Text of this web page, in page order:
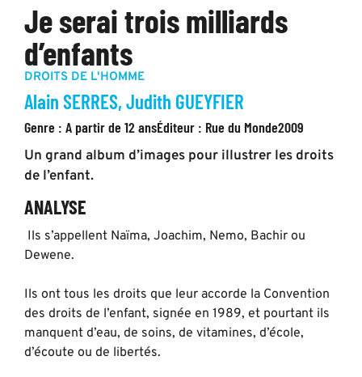
Je serai trois milliards
d’enfants
DROITS DE L'HOMME
Alain SERRES, Judith GUEYFIER
Genre : A partir de 12 ansÉditeur : Rue du Monde2009
Un grand album d’images pour illustrer les droits
de l’enfant.
ANALYSE
Ils s’appellent Naïma, Joachim, Nemo, Bachir ou
Dewene.
Ils ont tous les droits que leur accorde la Convention
des droits de l’enfant, signée en 1989, et pourtant ils
manquent d’eau, de soins, de vitamines, d’école,
d’écoute ou de libertés.